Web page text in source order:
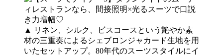
▲ リネン、シルク、ビスコースという艶やか素
材の三重奏によるシェブロンジャカード生地を用
いたセットアップ。80年代のスーツスタイルにイ